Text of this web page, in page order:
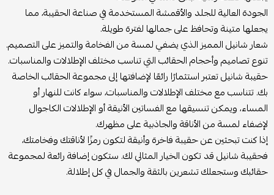
الجودة العالية للجلد والأقمشة المستخدمة في صناعة الحقيبة، مما
يجعلها متينة وتحافظ على جمالها لفترة طويلة.
شعار شانيل المميز الذي يضفي لمسة من الفخامة والتميز على التصميم.
تنوع تصاميم وأحجام الحقائب التي تناسب مختلف الإطلالات والمناسبات.
حقيبة شانيل تعتبر استثمارًا رائعًا لإضافتها إلى مجموعة الحقائب الخاصة
بك. تتناسب مع مختلف الإطلالات والمناسبات، سواء كانت للنهار أو
المساء، ويمكن تنسيقها مع الفساتين الأنيقة أو الإطلالات الكاجوال
لإضفاء لمسة من الأناقة والجاذبية على مظهرك.
إذا كنت تبحثين عن حقيبة فاخرة وأنيقة لتكون رمزًا لأناقتك وفخامتك،
فحقيبة شانيل قد تكون الخيار المثالي لك. ستكون إضافة رائعة لمجموعة
حقائبك وستجعلك تشعرين بالثقة والجمال في كل إطلالة.